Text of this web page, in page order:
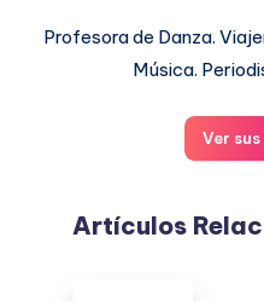
Profesora de Danza.
Música.
Ver
Artículos